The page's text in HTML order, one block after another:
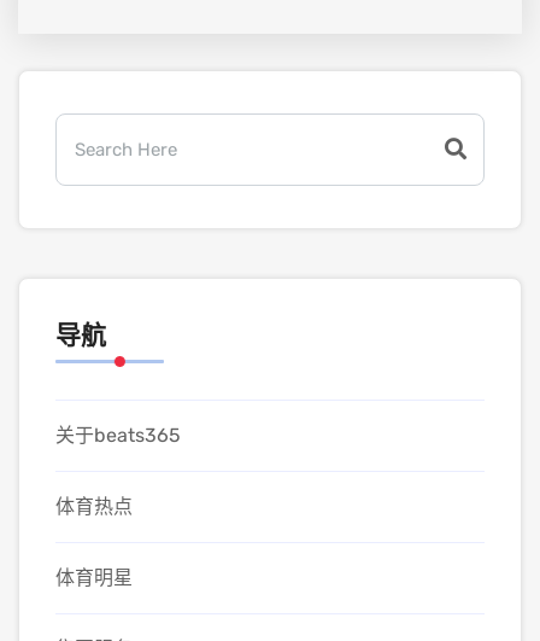
导航
关于beats365
体育热点
体育明星